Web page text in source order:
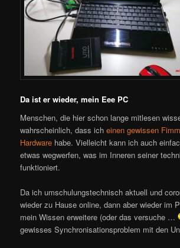
Da ist er wieder, mein Eee PC
Menschen, die hier schon lange mitlesen
wahrscheinlich, dass ich einen gewissen
Hardware habe. Vielleicht kann ich auch
etwas wegwerfen, was im Inneren seiner
funktioniert.
Da ich umschulungstechnisch aktuell und
wieder zu Hause online, dann aber wieder im
mein Wissen erweitere (oder das versuche …
gewisses Synchronisationsproblem mit den